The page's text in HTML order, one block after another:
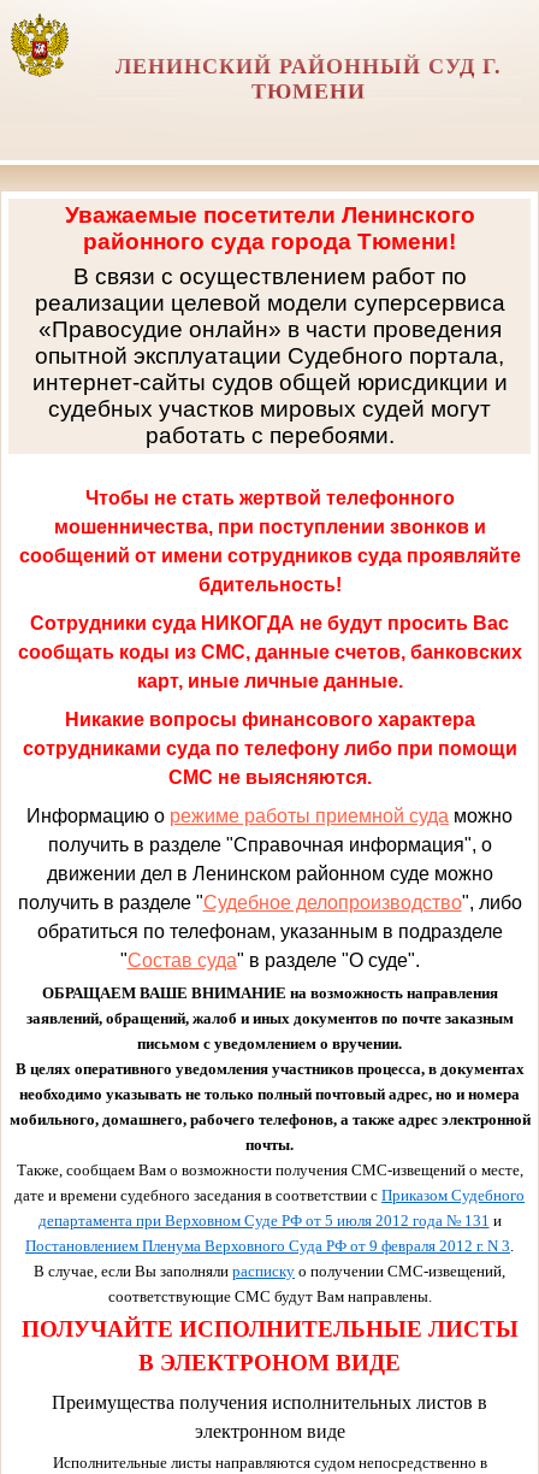
ЛЕНИНСКИЙ РАЙОННЫЙ СУД Г.
ТЮМЕНИ
Уважаемые посетители Ленинского
районного суда города Тюмени!
В связи с осуществлением работ по
реализации целевой модели суперсервиса
«Правосудие онлайн» в части проведения
опытной эксплуатации Судебного портала,
интернет-сайты судов общей юрисдикции и
судебных участков мировых судей могут
работать с перебоями.
Чтобы не стать жертвой телефонного
мошенничества, при поступлении звонков и
сообщений от имени сотрудников суда проявляйте
бдительность!
Сотрудники суда НИКОГДА не будут просить Вас
сообщать коды из СМС, данные счетов, банковских
карт, иные личные данные.
Никакие вопросы финансового характера
сотрудниками суда по телефону либо при помощи
СМС не выясняются.
Информацию о режиме работы приемной суда можно
получить в разделе "Справочная информация", о
движении дел в Ленинском районном суде можно
получить в разделе "Судебное делопроизводство", либо
обратиться по телефонам, указанным в подразделе
"Состав суда" в разделе "О суде".
ОБРАЩАЕМ ВАШЕ ВНИМАНИЕ на возможность направления
заявлений, обращений, жалоб и иных документов по почте заказным
письмом с уведомлением о вручении.
В целях оперативного уведомления участников процесса, в документах
необходимо указывать не только полный почтовый адрес, но и номера
мобильного, домашнего, рабочего телефонов, а также адрес электронной
почты.
Также, сообщаем Вам о возможности получения СМС-извещений о месте,
дате и времени судебного заседания в соответствии с Приказом Судебного
департамента при Верховном Суде РФ от 5 июля 2012 года № 131 и
Постановлением Пленума Верховного Суда РФ от 9 февраля 2012 г. N 3
В случае, если Вы заполняли расписку о получении СМС-извещений,
соответствующие СМС будут Вам направлены.
ПОЛУЧАЙТЕ ИСПОЛНИТЕЛЬНЫЕ ЛИСТЫ
В ЭЛЕКТРОНОМ ВИДЕ
Преимущества получения исполнительных листов в
электронном виде
Исполнительные листы направляются судом непосредственно в